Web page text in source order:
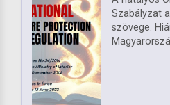
Szabályzat
szövege.